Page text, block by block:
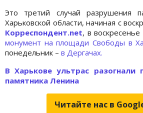
Это третий случай разрушения
Харьковской области, начиная с
Корреспондент.net, в
монумент на площади Свободы в
понедельник – в Дергачах.
В Харькове ультрас разогнали
памятника Ленина
Читайте нас в